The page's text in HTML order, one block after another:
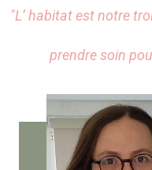
"L’ habitat est notre
prendre soin